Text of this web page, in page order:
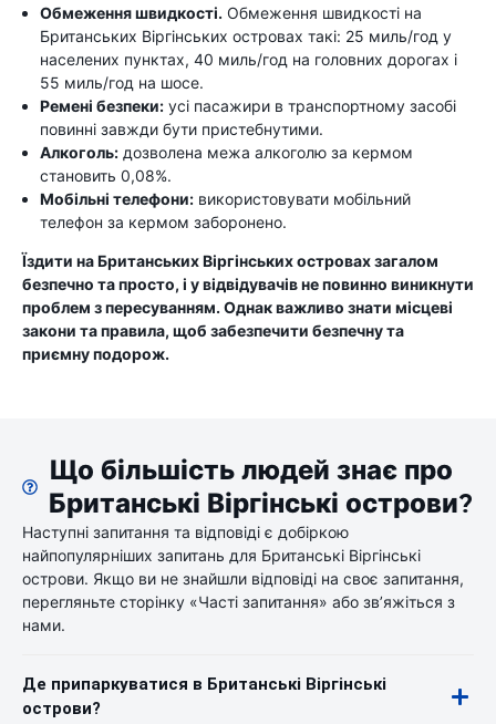
Обмеження швидкості. Обмеження швидкості на
Британських Віргінських островах такі: 25 миль/год у
населених пунктах, 40 миль/год на головних дорогах і
55 миль/год на шосе.
Ремені безпеки: усі пасажири в транспортному засобі
повинні завжди бути пристебнутими.
Алкоголь: дозволена межа алкоголю за кермом
становить 0,08%.
Мобільні телефони: використовувати мобільний
телефон за кермом заборонено.
Їздити на Британських Віргінських островах загалом
безпечно та просто, і у відвідувачів не повинно виникнути
проблем з пересуванням. Однак важливо знати місцеві
закони та правила, щоб забезпечити безпечну та
приємну подорож.
Що більшість людей знає про
Британські Віргінські острови?
Наступні запитання та відповіді є добіркою
найпопулярніших запитань для Британські Віргінські
острови. Якщо ви не знайшли відповіді на своє запитання,
перегляньте сторінку «Часті запитання» або зв’яжіться з
нами.
Де припаркуватися в Британські Віргінські
острови?